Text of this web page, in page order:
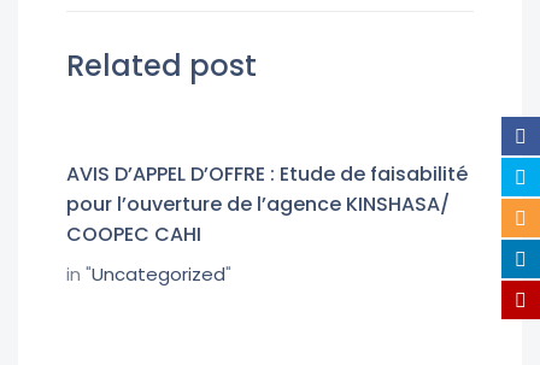
Related post
AVIS D’APPEL D’OFFRE : Etude de faisabilité
pour l’ouverture de l’agence KINSHASA/
COOPEC CAHI
in "Uncategorized"